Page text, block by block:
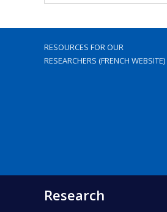
RESOURCES FOR OUR
RESEARCHERS (FRENCH WEBSITE)
Research